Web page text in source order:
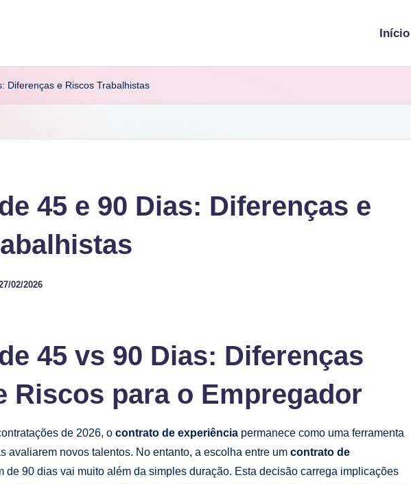
Início
Diferenças e Riscos Trabalhistas
45 e 90 Dias: Diferenças e
02/2026
45 vs 90 Dias: Diferenças
Riscos para o Empregador
de 2026, o contrato de experiência permanece como uma ferramenta
avaliarem novos talentos. No entanto, a escolha entre um contrato de
de 90 dias vai muito além da simples duração. Esta decisão carrega implicações